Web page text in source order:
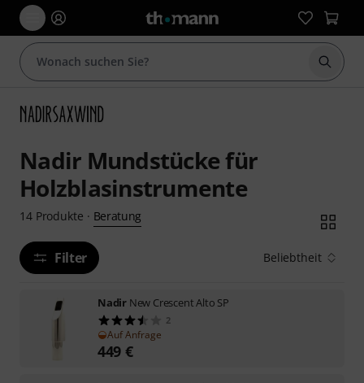
Suche
Nadir Mundstücke für
Holzblasinstrumente
14 Produkte · Beratung
Filter Beliebtheit
Nadir New Crescent Alto SP
2
Auf Anfrage
449 €